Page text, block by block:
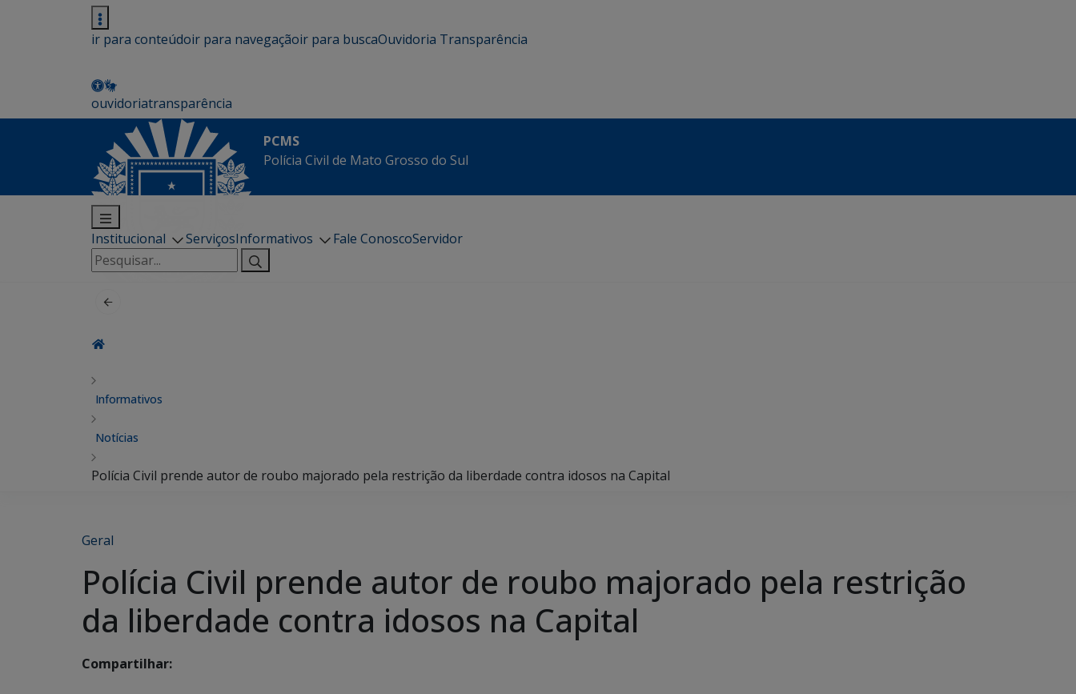
ir para conteúdoir para navegaçãoir para buscaOuvidoria Transparência
ouvidoriatransparência
PCMS
Polícia Civil de Mato Grosso do Sul
Institucional ServiçosInformativos Fale ConoscoServidor
Pesquisar
por:
Informativos
Notícias
Polícia Civil prende autor de roubo majorado pela restrição da liberdade contra idosos na Capital
Geral
Polícia Civil prende autor de roubo majorado pela restrição
da liberdade contra idosos na Capital
Compartilhar: